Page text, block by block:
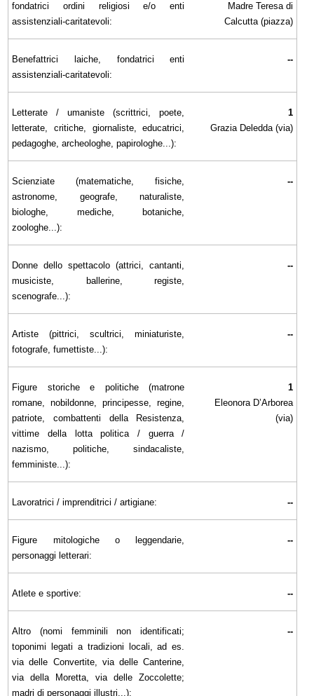
fondatrici ordini religiosi e/o enti
assistenziali-caritatevoli:
Madre Teresa di
Calcutta (piazza)
Benefattrici laiche, fondatrici enti
assistenziali-caritatevoli:
--
Letterate / umaniste (scrittrici, poete,
letterate, critiche, giornaliste, educatrici,
pedagoghe, archeologhe, papirologhe...):
1
Grazia Deledda (via)
Scienziate (matematiche, fisiche,
astronome, geografe, naturaliste,
biologhe, mediche, botaniche,
zoologhe...):
--
Donne dello spettacolo (attrici, cantanti,
musiciste, ballerine, registe,
scenografe...):
--
Artiste (pittrici, scultrici, miniaturiste,
fotografe, fumettiste...):
--
Figure storiche e politiche (matrone
romane, nobildonne, principesse, regine,
patriote, combattenti della Resistenza,
vittime della lotta politica / guerra /
nazismo, politiche, sindacaliste,
femministe...):
1
Eleonora D’Arborea
(via)
Lavoratrici / imprenditrici / artigiane: --
Figure mitologiche o leggendarie,
personaggi letterari:
--
Atlete e sportive: --
Altro (nomi femminili non identificati;
toponimi legati a tradizioni locali, ad es.
via delle Convertite, via delle Canterine,
via della Moretta, via delle Zoccolette;
madri di personaggi illustri...):
--